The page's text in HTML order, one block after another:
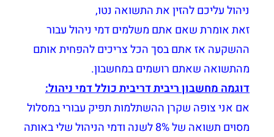
ניהול עליכם להזין את התשואה נטו,
זאת אומרת שאם אתם משלמים דמי ניהול עבור
ההשקעה אז אתם בסך הכל צריכים להפחית אותם
מהתשואה שאתם רושמים במחשבון.
דוגמה מחשבון ריבית דריבית כולל דמי ניהול:
אם אני צופה שקרן ההשתלמות תפיק עבורי במסלול
מסוים תשואה של 8% לשנה ודמי הניהול שלי באותה